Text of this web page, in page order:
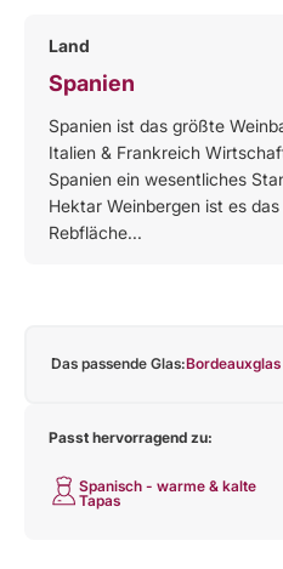
Land
Spanien
Spanien ist das größte
Italien & Frankreich
Spanien ein wesentliches
Hektar Weinbergen ist es
Rebfläche...
Das passende Glas:Bordeauxglas
Passt hervorragend zu:
Spanisch - warme & kalte
Tapas